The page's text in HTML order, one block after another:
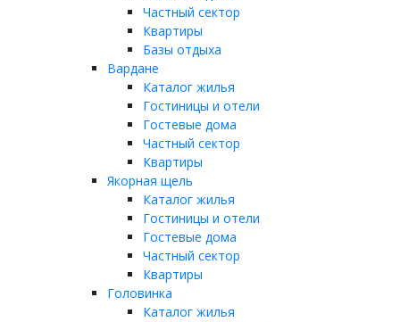
Частный сектор
Квартиры
Базы отдыха
Вардане
Каталог жилья
Гостиницы и отели
Гостевые дома
Частный сектор
Квартиры
Якорная щель
Каталог жилья
Гостиницы и отели
Гостевые дома
Частный сектор
Квартиры
Головинка
Каталог жилья